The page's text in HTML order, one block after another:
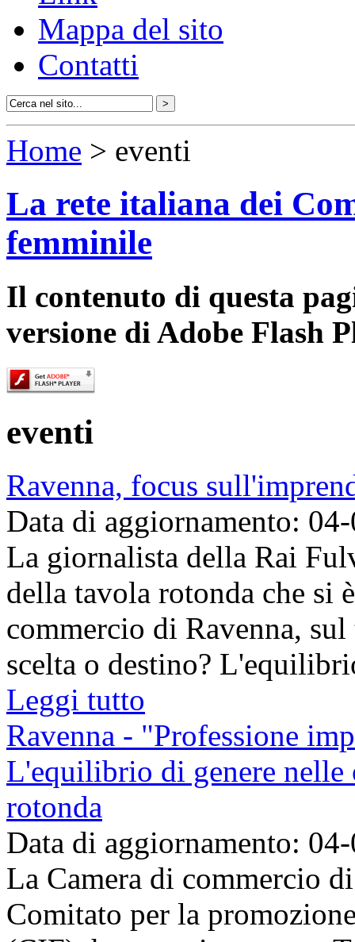
Mappa del sito
Contatti
Home > eventi
La rete italiana dei
femminile
Il contenuto di questa
versione di Adobe Flash
eventi
Ravenna, focus
Data di aggiornamento:
La giornalista della Rai
della tavola rotonda che si
commercio di Ravenna,
scelta o destino?
Leggi tutto
Ravenna - "Professione
L'equilibrio di genere
rotonda
Data di aggiornamento:
La Camera di commercio
Comitato per la